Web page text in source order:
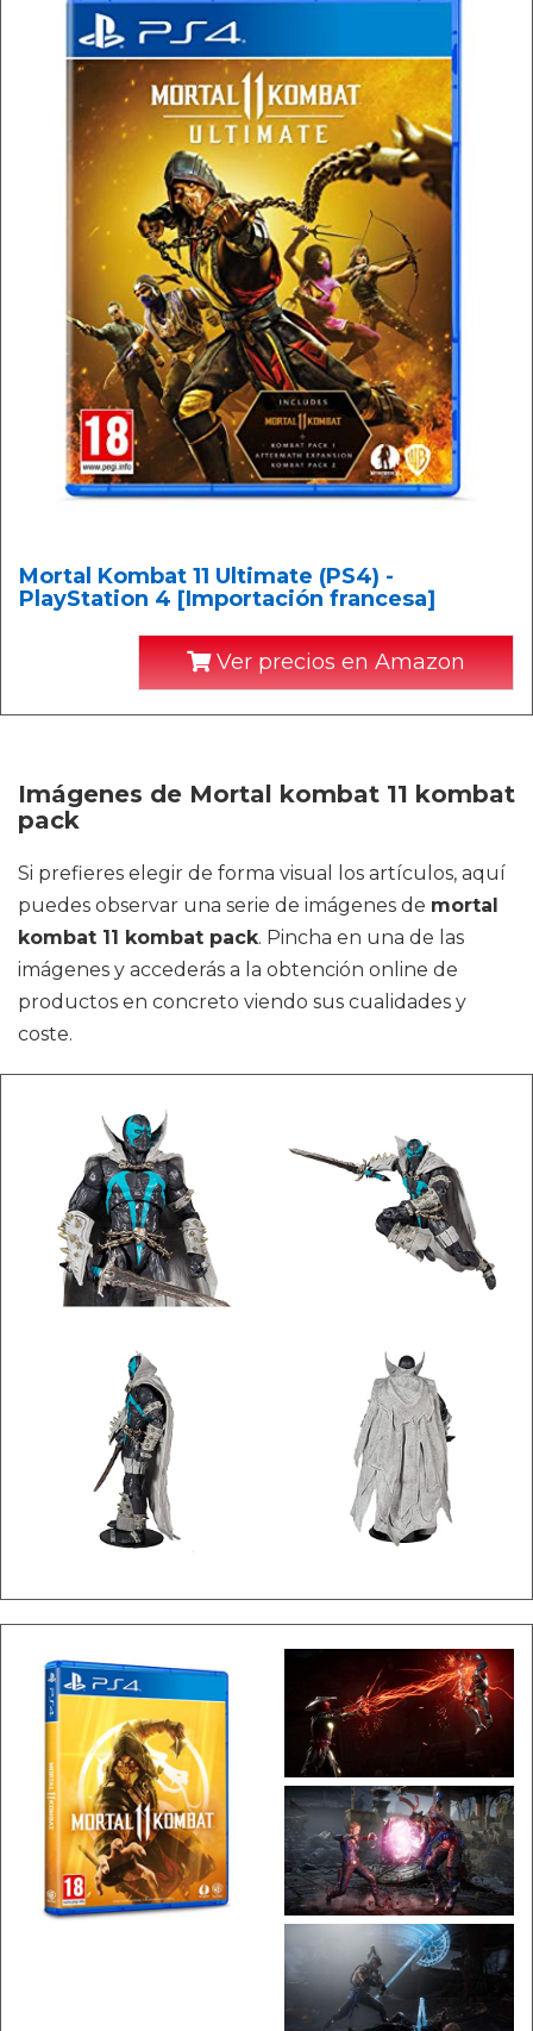
Mortal Kombat 11 Ultimate (PS4) -
PlayStation 4 [Importación francesa]
Ver precios en Amazon
Imágenes de Mortal kombat 11 kombat
pack
Si prefieres elegir de forma visual los artículos, aquí
puedes observar una serie de imágenes de mortal
kombat 11 kombat pack. Pincha en una de las
imágenes y accederás a la obtención online de
productos en concreto viendo sus cualidades y
coste.